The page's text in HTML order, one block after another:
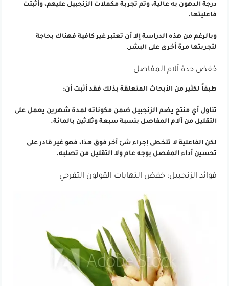
درجة الدهون به عالية، وتم تجربة مكملات الزنجبيل عليهم، وأثبتت
فاعليتها.
وبالرغم من هذه الدراسة إلا أن تعتبر غير كافية فهناك بحاجة
لتجربتها مرة أخرى على البشر.
خفض حدة آلام المفاصل
طبقاً لكثير من الأبحاث المتعلقة بذلك فقد أثبت أن:
تناول أي منتج يضم الزنجبيل ضمن مكوناته لمدة شهرين يعمل على
التقليل من آلام المفاصل بنسبة سبعة وثلاثين بالمائة.
لكن الفاعلية لا تتخطى إجراء شئ أخر فوق هذا، فهو غير قادر على
تحسين أداء المفصل بوجه عام ولا التقليل من تصلبه.
فوائد الزنجبيل: خفض التهابات القولون التقرحي